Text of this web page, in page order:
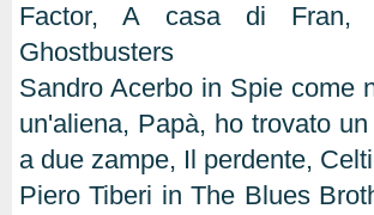
Factor, A casa di Fran,
Ghostbusters
Sandro Acerbo in Spie come
un'aliena, Papà, ho trovato
a due zampe, Il perdente,
Piero Tiberi in The Blues